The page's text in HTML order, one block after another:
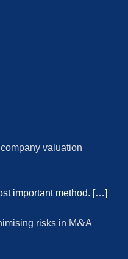
valua­ti­on
important method. […]
risks in M&A